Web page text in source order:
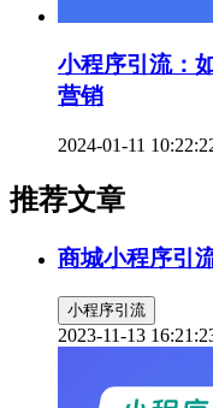
小程序引流：
营销
2024-01-11
推荐文章
商城小程序引
小程序引流
2023-11-13